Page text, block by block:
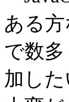
ある
で数
加し